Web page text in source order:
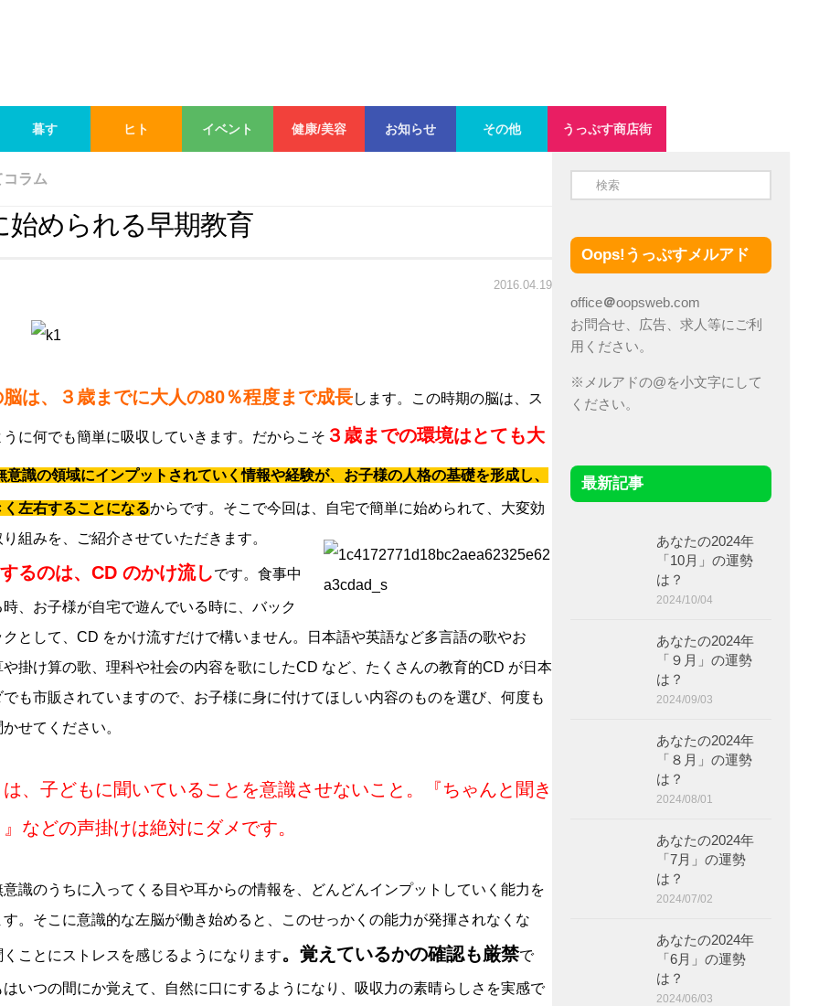
暮す ヒト イベント 健康/美容 お知らせ その他 うっぷす商店街
ラム
始められる早期教育
2016.04.19
は、３歳までに大人の80％程度まで成長します。この時期の脳は、ス
うに何でも簡単に吸収していきます。だからこそ ３歳までの環境はとても大
意識の領域にインプットされていく情報や経験が、お子様の人格の基礎を形成し、
左右することになるからです。そこで今回は、自宅で簡単に始められて、大変効
組みを、ご紹介させていただきます。
るのは、CD のかけ流しです。食事中
、お子様が自宅で遊んでいる時に、バック
クとして、CD をかけ流すだけで構いません。日本語や英語など多言語の歌やお
掛け算の歌、理科や社会の内容を歌にしたCD など、たくさんの教育的CD が日本
でも市販されていますので、お子様に身に付けてほしい内容のものを選び、何度も
せてください。
、子どもに聞いていることを意識させないこと。『ちゃんと聞き
などの声掛けは絶対にダメです。
識のうちに入ってくる目や耳からの情報を、どんどんインプットしていく能力を
。そこに意識的な左脳が働き始めると、このせっかくの能力が発揮されなくな
くことにストレスを感じるようになります。覚えているかの確認も厳禁で
いつの間にか覚えて、自然に口にするようになり、吸収力の素晴らしさを実感で
Oops!うっぷすメルアド
office＠oopsweb.com
お問合せ、広告、求人等にご利
用ください。
※メルアドの@を小文字にして
ください。
最新記事
あなたの2024年
「10月」の運勢
は？
2024/10/04
あなたの2024年
「９月」の運勢
は？
2024/09/03
あなたの2024年
「８月」の運勢
は？
2024/08/01
あなたの2024年
「7月」の運勢
は？
2024/07/02
あなたの2024年
「6月」の運勢
は？
2024/06/03